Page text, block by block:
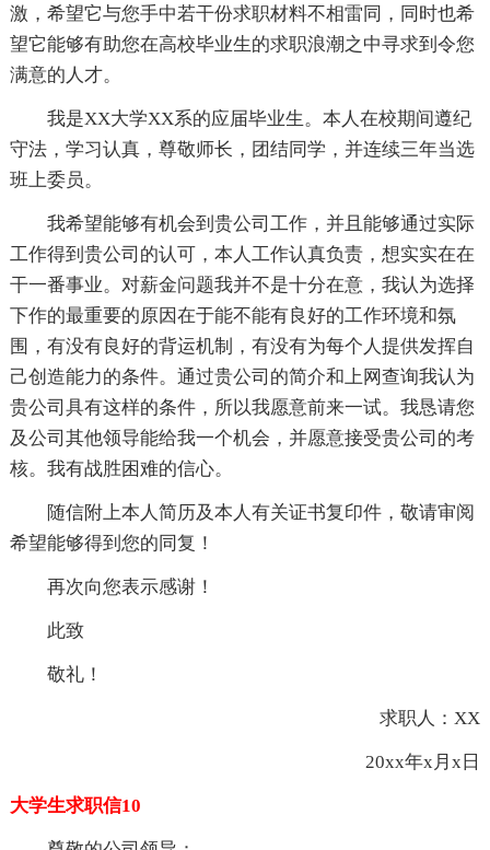
激，希望它与您手中若干份求职材料不相雷同，同时也希
望它能够有助您在高校毕业生的求职浪潮之中寻求到令您
满意的人才。
我是XX大学XX系的应届毕业生。本人在校期间遵纪
守法，学习认真，尊敬师长，团结同学，并连续三年当选
班上委员。
我希望能够有机会到贵公司工作，并且能够通过实际
工作得到贵公司的认可，本人工作认真负责，想实实在在
干一番事业。对薪金问题我并不是十分在意，我认为选择
下作的最重要的原因在于能不能有良好的工作环境和氛
围，有没有良好的背运机制，有没有为每个人提供发挥自
己创造能力的条件。通过贵公司的简介和上网查询我认为
贵公司具有这样的条件，所以我愿意前来一试。我恳请您
及公司其他领导能给我一个机会，并愿意接受贵公司的考
核。我有战胜困难的信心。
随信附上本人简历及本人有关证书复印件，敬请审阅
希望能够得到您的同复！
再次向您表示感谢！
此致
敬礼！
求职人：XX
20xx年x月x日
大学生求职信10